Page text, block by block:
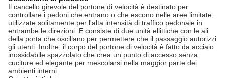
Il cancello girevole del portone di velocità è destinato per
controllare i pedoni che entrano o che escono nelle aree limitate,
utilizzate solitamente per l'alta intensità di traffico pedonale in
entrambe le direzioni. E consiste di due unità ellittiche con le ali
della porta che oscillano per permettere che il passaggio autorizzi
gli utenti. Inoltre, il corpo del portone di velocità è fatto da acciaio
inossidabile spazzolato che crea un punto di accesso senza
cuciture ed elegante per mescolarsi nella maggior parte dei
ambienti interni.